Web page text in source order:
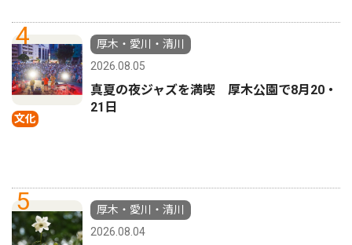
4
文化
厚木・愛川・清川
2026.08.05
真夏の夜ジャズを満喫 厚木公園で8月20・
21日
5
厚木・愛川・清川
2026.08.04